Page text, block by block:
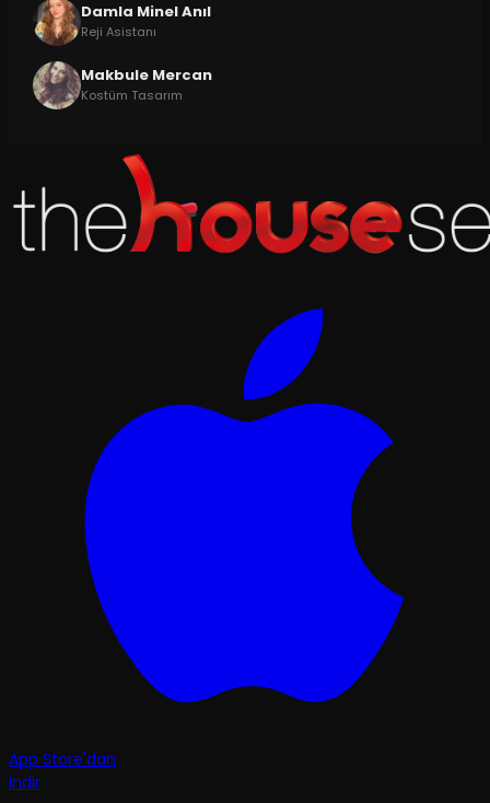
Damla Minel Anıl
Reji Asistanı
Makbule Mercan
Kostüm Tasarım
App Store'dan
İndir